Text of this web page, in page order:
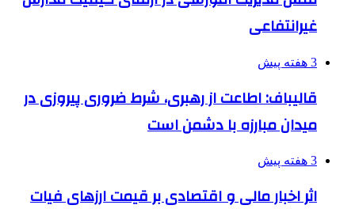
غیرانتفاعی
3 هفته پیش
قالیباف: اطاعت از رهبری، شرط ضروری پیروزی در
میدان مبارزه با دشمن است
3 هفته پیش
اثر اخبار مالی و اقتصادی بر قیمت ارزهای فیات